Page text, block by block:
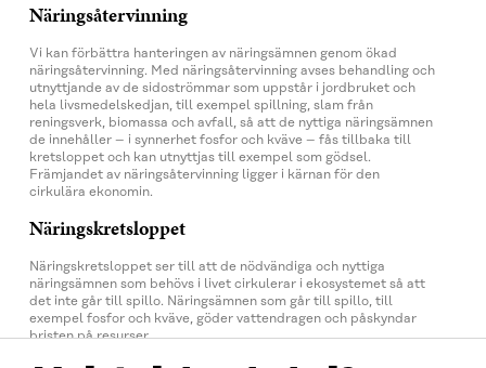
Näringsåtervinning
Vi kan förbättra hanteringen av näringsämnen genom ökad
näringsåtervinning. Med näringsåtervinning avses behandling och
utnyttjande av de sidoströmmar som uppstår i jordbruket och
hela livsmedelskedjan, till exempel spillning, slam från
reningsverk, biomassa och avfall, så att de nyttiga näringsämnen
de innehåller – i synnerhet fosfor och kväve – fås tillbaka till
kretsloppet och kan utnyttjas till exempel som gödsel.
Främjandet av näringsåtervinning ligger i kärnan för den
cirkulära ekonomin.
Näringskretsloppet
Näringskretsloppet ser till att de nödvändiga och nyttiga
näringsämnen som behövs i livet cirkulerar i ekosystemet så att
det inte går till spillo. Näringsämnen som går till spillo, till
exempel fosfor och kväve, göder vattendragen och påskyndar
bristen på resurser.